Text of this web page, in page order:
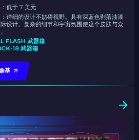
低于 7 美元
详细的设计不妨碍视野。具有深蓝色剥落油漆
设计。复杂的细节和宇宙氛围使这个皮肤与众
FLASH 武器箱
18 武器箱
基